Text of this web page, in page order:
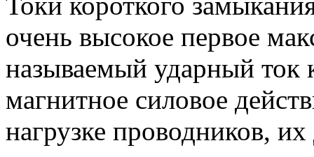
очень высокое первое
называемый ударный ток
магнитное силовое
нагрузке проводников,